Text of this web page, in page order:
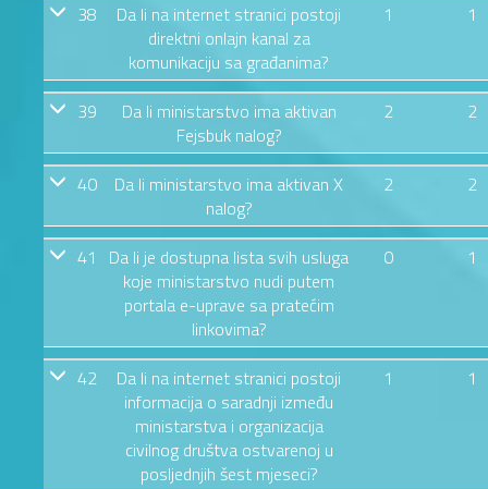
38
Da li na internet stranici postoji
direktni onlajn kanal za
komunikaciju sa građanima?
1 1
39
Da li ministarstvo ima aktivan
Fejsbuk nalog?
2 2
40
Da li ministarstvo ima aktivan X
nalog?
2 2
41
Da li je dostupna lista svih usluga
koje ministarstvo nudi putem
portala e-uprave sa pratećim
linkovima?
0 1
42
Da li na internet stranici postoji
informacija o saradnji između
ministarstva i organizacija
civilnog društva ostvarenoj u
posljednjih šest mjeseci?
1 1